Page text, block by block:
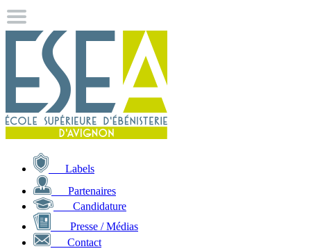
Labels
Partenaires
Candidature
Presse / Médias
Contact